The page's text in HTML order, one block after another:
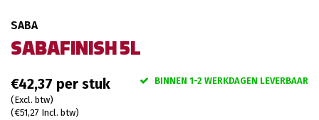
SABAFINISH 5L
SABA
€42,37
(Excl. btw)
(€51,27 Incl. btw)
BINNEN 1-2 WERKDAGEN LEVERBAAR